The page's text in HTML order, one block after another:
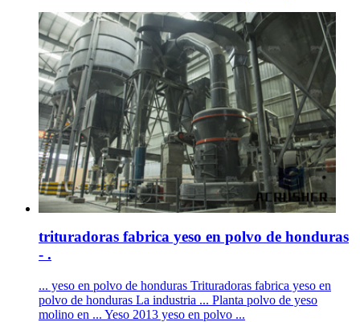
trituradoras fabrica yeso en polvo de honduras
- .
... yeso en polvo de honduras Trituradoras fabrica yeso en
polvo de honduras La industria ... Planta polvo de yeso
molino en ... Yeso 2013 yeso en polvo ...